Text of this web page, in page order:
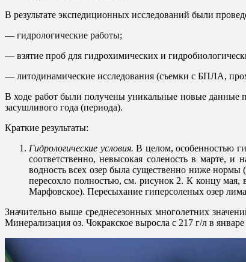
В результате экспедиционных исследований были
— гидрологические работы;
— взятие проб для гидрохимических и
— литодинамические исследования (съемки с БПЛА,
В ходе работ были получены уникальные новые данные
засушливого года (периода).
Краткие результаты:
Гидрологические условия. В целом, особенностью
соответственно, невысокая соленость в марте,
водность всех озер была существенно ниже нормы
пересохло полностью, см. рисунок 2. К концу
Марфовское). Пересыхание гиперсоленых озер
Значительно выше среднесезонных многолетних
Минерализация оз. Чокракское выросла с 217 г/л в